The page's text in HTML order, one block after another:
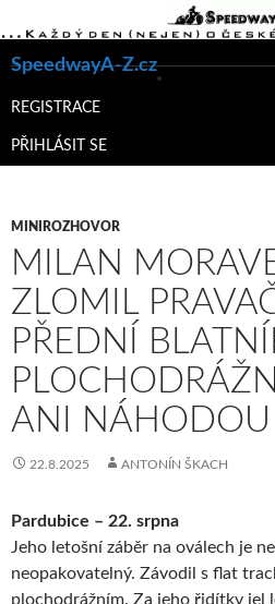
SpeedwayA-Z.cz
K
WEBU
REGISTRACE
PŘIHLÁSIT SE
MINIROZHOVOR
MILAN
ZLOMIL
PŘEDNÍ
ANI NÁHODOU
22.8.2025 ANTONÍN ŠKACH
Pardubice – 22. srpna
Jeho letošní záběr na oválech je
neopakovatelný. Závodil s flat
plochodrážním. Za jeho řidítky jel